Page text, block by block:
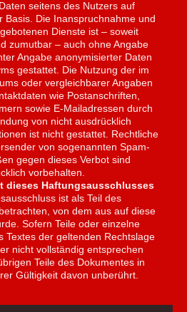
seitens des Nutzers auf
Basis. Die Inanspruchnahme und
Dienste ist – soweit
zumutbar – auch ohne Angabe
Angabe anonymisierter Daten
gestattet. Die Nutzung der im
oder vergleichbarer Angaben
wie Postanschriften,
sowie E-Mailadressen durch
von nicht ausdrücklich
ist nicht gestattet. Rechtliche
von sogenannten Spam-
gegen dieses Verbot sind
vorbehalten.
dieses Haftungsausschlusses
ist als Teil des
von dem aus auf diese
Sofern Teile oder einzelne
Textes der geltenden Rechtslage
nicht vollständig entsprechen
Teile des Dokumentes in
Gültigkeit davon unberührt.